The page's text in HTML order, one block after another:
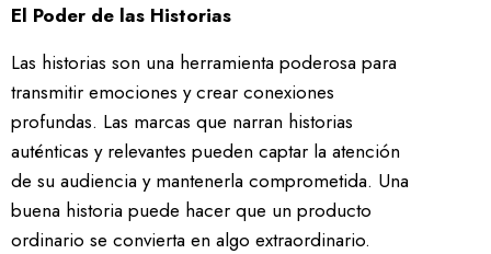
El Poder de las Historias
Las historias son una herramienta poderosa para
transmitir emociones y crear conexiones
profundas. Las marcas que narran historias
auténticas y relevantes pueden captar la atención
de su audiencia y mantenerla comprometida. Una
buena historia puede hacer que un producto
ordinario se convierta en algo extraordinario.